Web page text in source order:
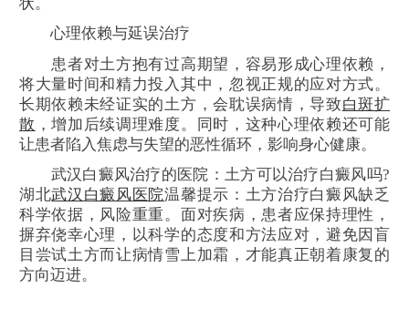
心理依赖与延误治疗
患者对土方抱有过高期望，容易形成心理依赖，
将大量时间和精力投入其中，忽视正规的应对方式。
长期依赖未经证实的土方，会耽误病情，导致白斑扩
散 ，增加后续调理难度。同时，这种心理依赖还可能
让患者陷入焦虑与失望的恶性循环，影响身心健康。
武汉白癜风治疗的医院：土方可以治疗白癜风吗?
湖北武汉白癜风医院温馨提示：土方治疗白癜风缺乏
科学依据，风险重重。面对疾病，患者应保持理性，
摒弃侥幸心理，以科学的态度和方法应对，避免因盲
目尝试土方而让病情雪上加霜，才能真正朝着康复的
方向迈进。